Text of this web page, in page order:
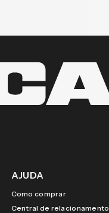
AJUDA
Como comprar
Central de relacionamento